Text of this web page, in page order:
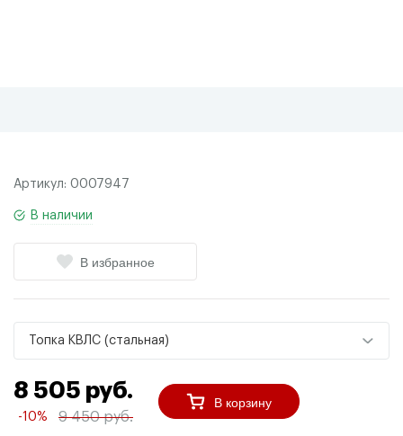
Артикул: 0007947
В наличии
В избранное
Топка КВЛС (стальная)
8 505 руб.
-10% 9 450 руб.
В корзину